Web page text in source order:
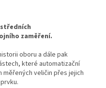
zaměření.
oboru a dále pak
které automatizační
měřených veličin přes jejich